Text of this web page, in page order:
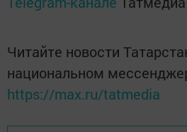
Читайте новости
национальном
https://max.ru/tatmedia